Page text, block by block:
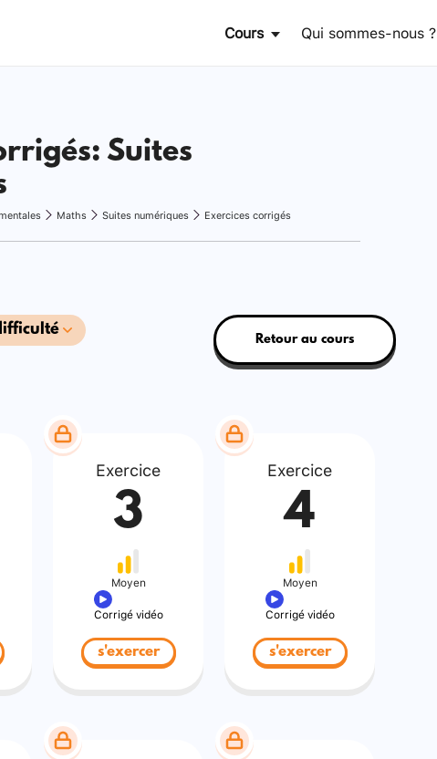
Cours Qui sommes-nous ?
Suites
Maths Suites numériques Exercices corrigés
Retour au cours
Exercice
3
Moyen
Corrigé vidéo
s'exercer
Exercice
4
Moyen
Corrigé vidéo
s'exercer